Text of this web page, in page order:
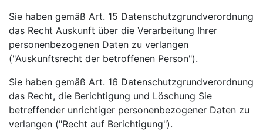
Sie haben gemäß Art. 15 Datenschutzgrundverordnung
das Recht Auskunft über die Verarbeitung Ihrer
personenbezogenen Daten zu verlangen
("Auskunftsrecht der betroffenen Person").
Sie haben gemäß Art. 16 Datenschutzgrundverordnung
das Recht, die Berichtigung und Löschung Sie
betreffender unrichtiger personenbezogener Daten zu
verlangen ("Recht auf Berichtigung").